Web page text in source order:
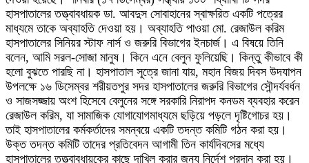
হাসপাতালের তত্ত্বাবধায়ক ডা. আবদুস সোবাহানের স্বাক্ষরিত একটি পত্রের
মাধ্যমে তাকে অব্যাহতি দেওয়া হয়। অব্যাহতি পাওয়া মো. রেজাউল করিম
হাসপাতালের সিনিয়র স্টাফ নার্স ও জরুরি বিভাগের ইনচার্জ। এ বিষয়ে তিনি
বলেন, আমি সরল-সোজা মানুষ। কিনে এনে বেলুন ফুলিয়েছি। কিন্তু কীভাবে কী
হলো বুঝতে পারছি না। হাসপাতাল সূত্রে জানা যায়, মহান বিজয় দিবস উদযাপন
উপলক্ষে ১৬ ডিসেম্বর শরীয়তপুর সদর হাসপাতালের জরুরি বিভাগের সৌন্দর্যবর্ধন
ও সাজসজ্জায় অংশ হিসেবে বেলুনের সঙ্গে সরকারি নিরাপদ কনডম ব্যবহার করেন
রেজাউল করিম, যা সামাজিক যোগাযোগমাধ্যমে ছড়িয়ে পড়লে দৃষ্টিগোচর হয়।
তাই হাসপাতালের কর্মকর্তাদের সমন্বয়ে একটি তদন্ত কমিটি গঠন করা হয়।
উক্ত তদন্ত কমিটি তাদের প্রতিবেদন আগামী তিন কার্যদিবসের মধ্যে
হাসপাতালের তত্ত্বাবধায়কের কাছে দাখিল করার জন্য নির্দেশ প্রদান করা হয়।